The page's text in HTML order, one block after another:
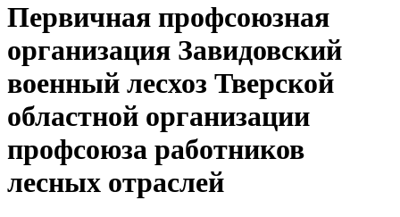
Первичная профсоюзная
организация Завидовский
военный лесхоз Тверской
областной организации
профсоюза работников
лесных отраслей